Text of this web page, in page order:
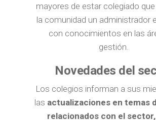
mayores de estar colegiado
la comunidad un administrador
con conocimientos en las
gestión.
Novedades del
Los colegios informan a sus
las actualizaciones en temas
relacionados con el sector,